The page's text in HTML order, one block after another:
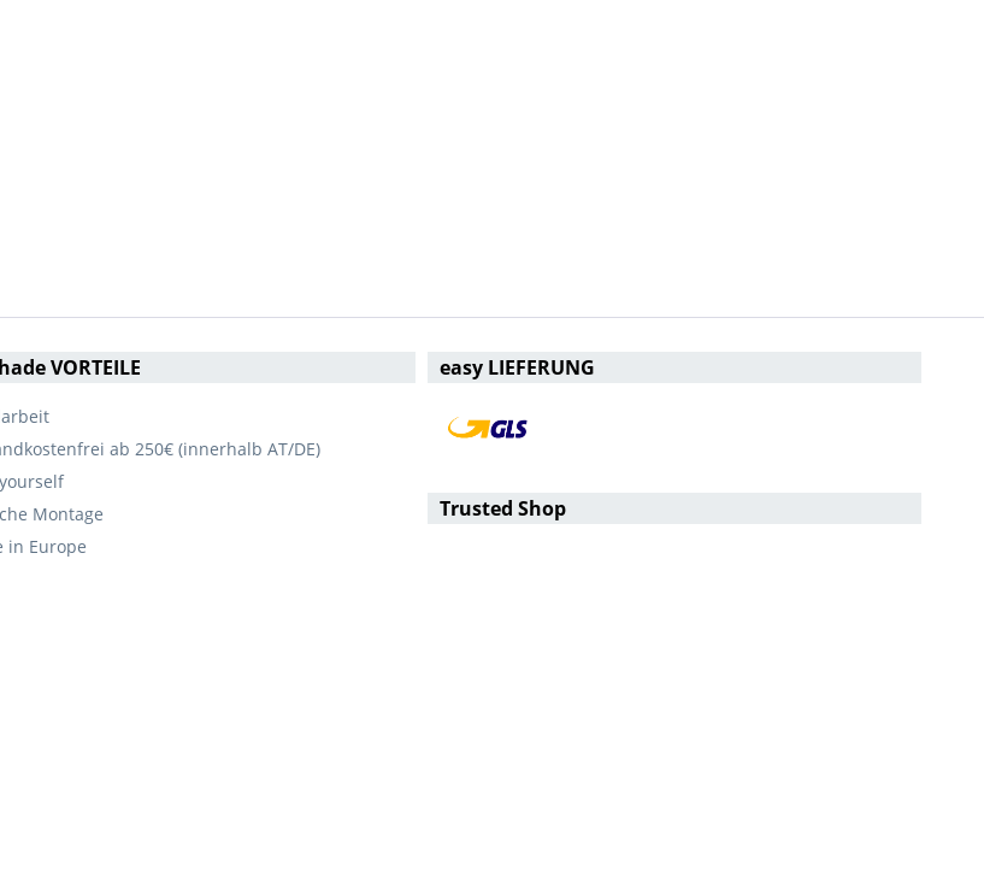
VORTEILE
ab 250€ (innerhalb AT/DE)
Montage
in Europe
easy LIEFERUNG
Trusted Shop